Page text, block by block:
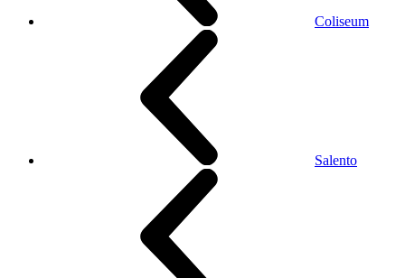
Coliseum
Salento